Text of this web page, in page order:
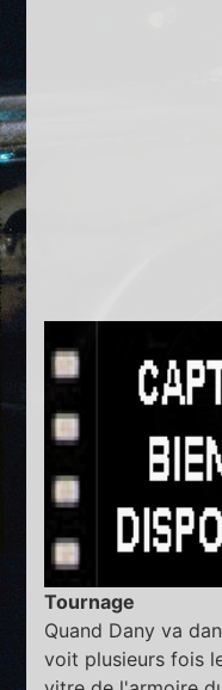
Tournage
Quand Dany va
voit plusieurs fois